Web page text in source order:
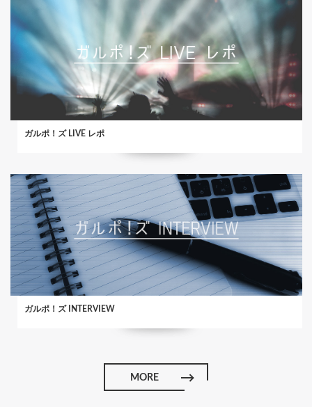
ガルポ！ズ LIVE レポ
ガルポ！ズ INTERVIEW
MORE